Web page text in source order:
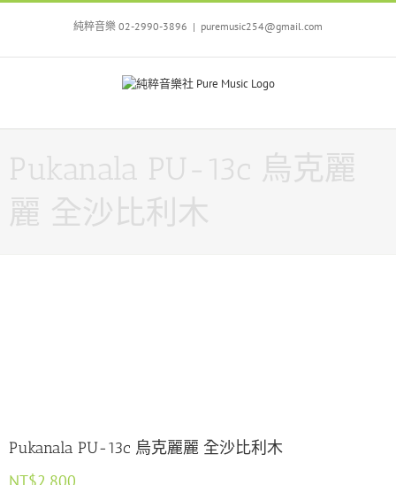
Skip
純粹音樂 02-2990-3896 | puremusic254@gmail.com
Pukanala PU-13c 烏克麗
麗 全沙比利木
Pukanala PU-13c 烏克麗麗 全沙比利木